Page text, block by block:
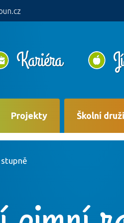
Kariéra
Projekty Školní